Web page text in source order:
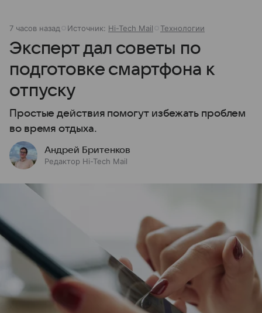
7 часов назад Источник: Hi-Tech Mail Технологии
Эксперт дал советы по
подготовке смартфона к
отпуску
Простые действия помогут избежать проблем
во время отдыха.
Андрей Бритенков
Редактор Hi-Tech Mail